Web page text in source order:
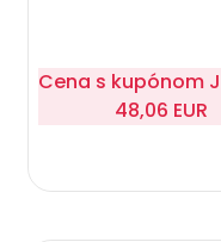
Cena s kupónom
48,06 EUR